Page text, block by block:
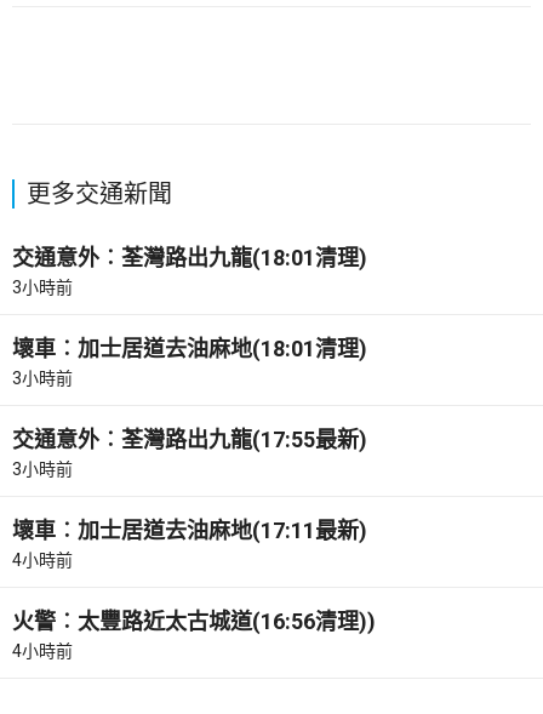
更多交通新聞
交通意外︰荃灣路出九龍(18:01清理)
3小時前
壞車︰加士居道去油麻地(18:01清理)
3小時前
交通意外︰荃灣路出九龍(17:55最新)
3小時前
壞車︰加士居道去油麻地(17:11最新)
4小時前
火警︰太豐路近太古城道(16:56清理))
4小時前